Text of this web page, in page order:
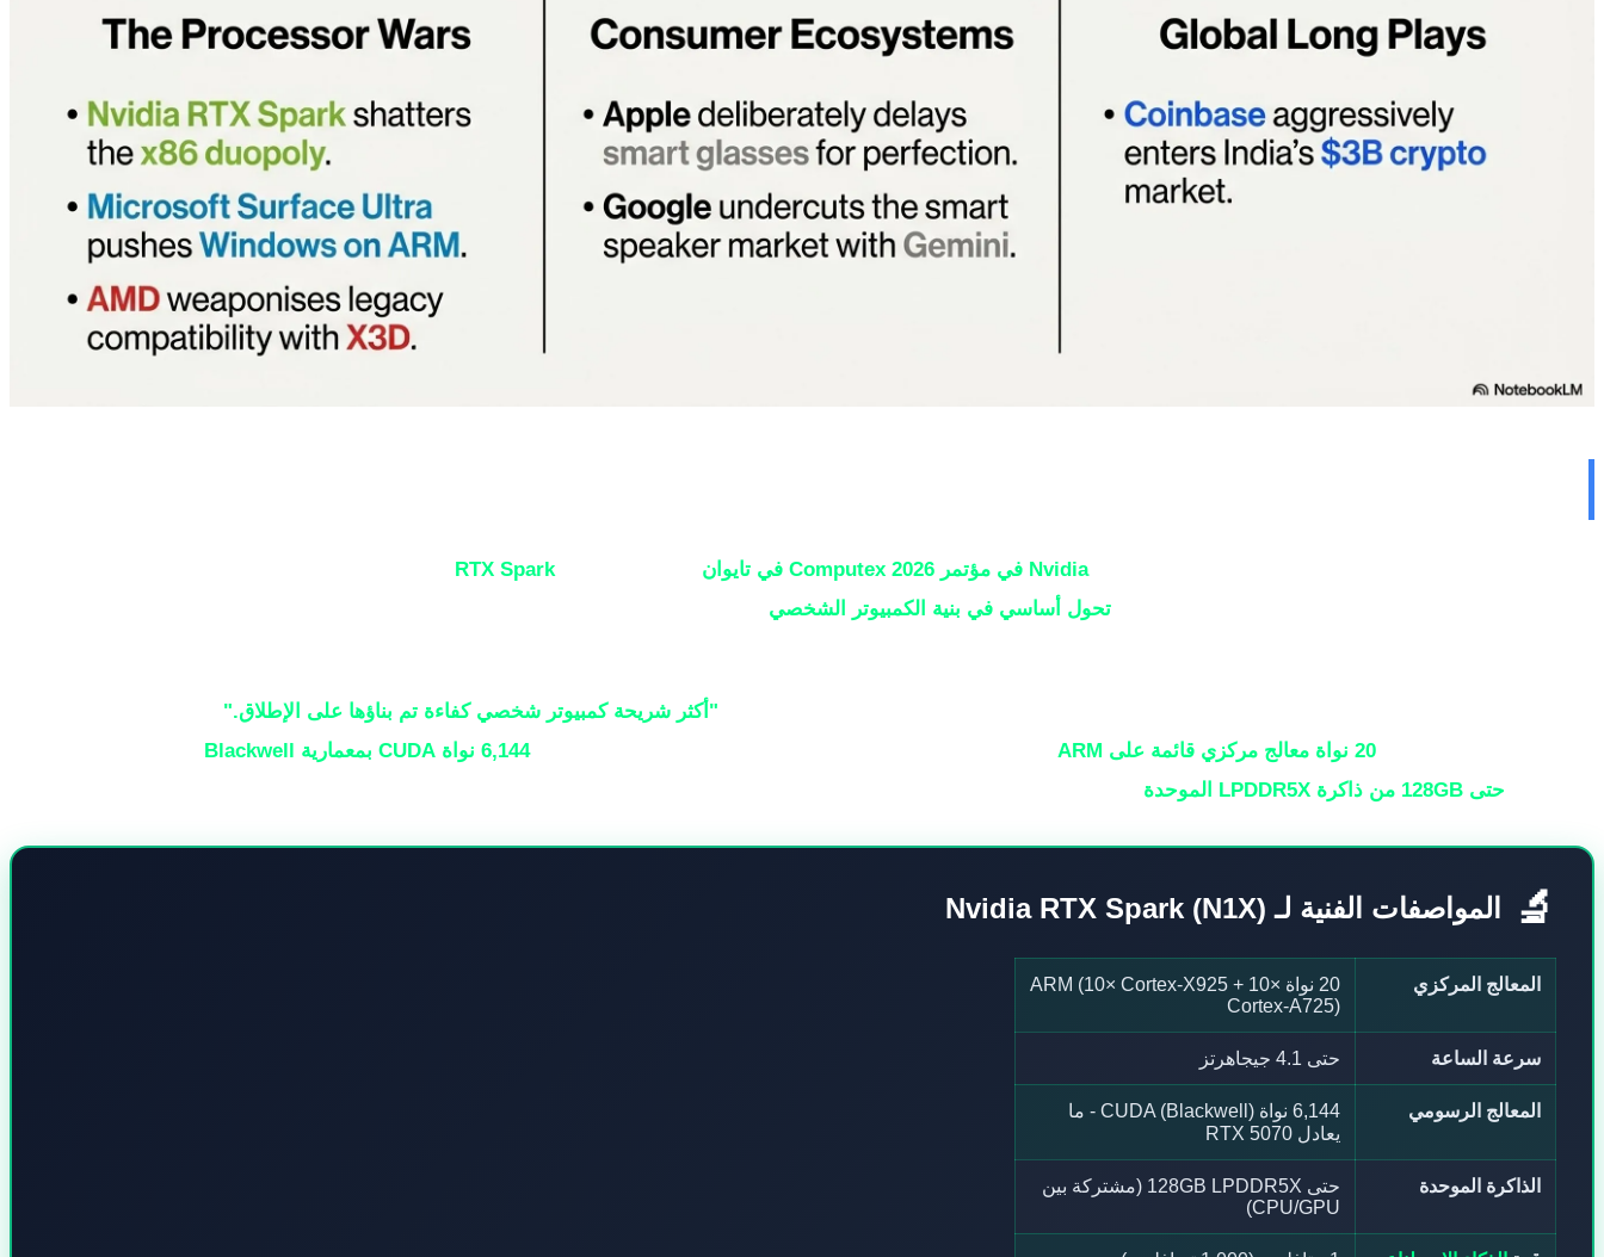
في واحد من أهم الإعلانات في تاريخ صناعة الحوسبة، كشفتNvidia في مؤتمر Computex 2026 في تايوان رسمياً عن معالجRTX Spark
تحول أساسي في بنية الكمبيوتر الشخصي
"أكثر شريحة كمبيوتر شخصي كفاءة تم بناؤها على الإطلاق."
20 نواة معالج مركزي قائمة على ARM 6,144 نواة CUDA بمعمارية Blackwell
حتى 128GB من ذاكرة LPDDR5X الموحدة
🔬 المواصفات الفنية لـ Nvidia RTX Spark (N1X)
المعالج المركزي
20 نواة ARM (10× Cortex-X925 + 10×
Cortex-A725)
سرعة الساعة حتى 4.1 جيجاهرتز
المعالج الرسومي
6,144 نواة CUDA (Blackwell) - ما
يعادل RTX 5070
الذاكرة الموحدة
حتى 128GB LPDDR5X (مشتركة بين
CPU/GPU)